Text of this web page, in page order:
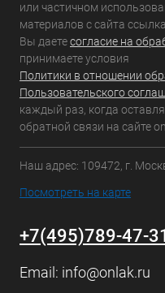
или частичном
материалов с сайта
Вы даетесогласие на
принимаете условия
Политики в отношении
Пользовательского
каждый раз, когда
обратной связи на сайте
Наш адрес: 109472, г.
Посмотреть на карте
+7(495)789-47-31
Email: info@onlak.ru